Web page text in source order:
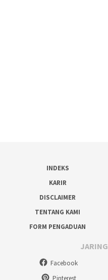
INDEKS
KARIR
DISCLAIMER
TENTANG KAMI
FORM PENGADUAN
Facebook
Pinterest